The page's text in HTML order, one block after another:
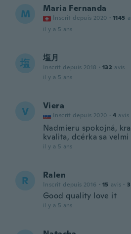
M Maria Fernanda
Inscrit depuis 2020 · 1145
il y a 5 ans
塩 塩月
Inscrit depuis 2018 · 132 avis
il y a 5 ans
V Viera
Inscrit depuis 2020 · 4 avis
Nadmieru spokojná,
kvalita, dcérka sa
il y a 5 ans
R Ralen
Inscrit depuis 2016 · 15 avis · 3
Good quality love it
il y a 5 ans